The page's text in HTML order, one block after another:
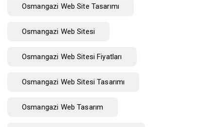
Osmangazi Web Site Tasarımı
Osmangazi Web Sitesi
Osmangazi Web Sitesi Fiyatları
Osmangazi Web Sitesi Tasarımı
Osmangazi Web Tasarım